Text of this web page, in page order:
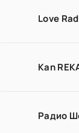
Love
Kan
Радио